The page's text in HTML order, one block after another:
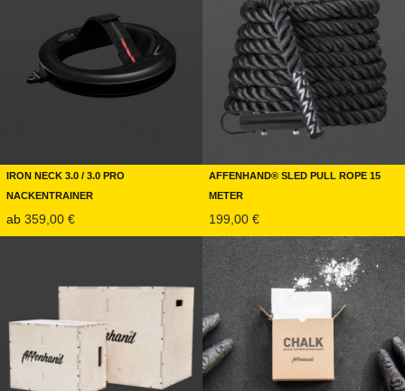
Iron Neck 3.0 / 3.0 PRO
Nackentrainer
ab 359,00 €
Affenhand® Sled Pull Rope 15
Meter
199,00 €